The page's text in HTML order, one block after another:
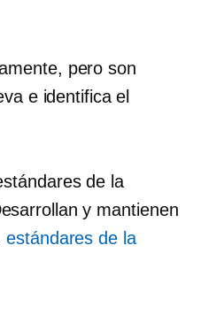
pero son
e identifica el
de la
y mantienen
estándares de la